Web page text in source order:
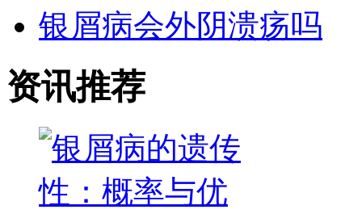
银屑病会外阴溃疡吗
资讯推荐